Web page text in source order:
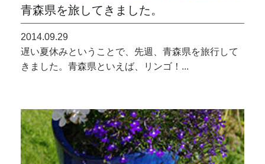
青森県を旅してきました。
2014.09.29
遅い夏休みということで、先週、青森県を旅行して
きました。青森県といえば、リンゴ！...